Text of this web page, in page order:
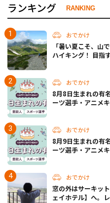
ランキング RANKING
おでかけ
「暑い夏こそ、山
ハイキング！ 目指
おでかけ
8月8日生まれの有
ーツ選手・アニメキ
おでかけ
8月9日生まれの有
ーツ選手・アニメキ
おでかけ
窓の外はサーキッ
ェイホテル】へ。